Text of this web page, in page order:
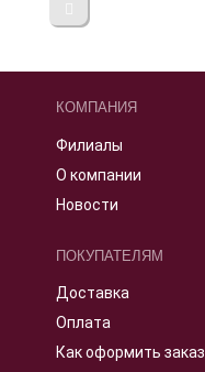
КОМПАНИЯ
Филиалы
О компании
Новости
ПОКУПАТЕЛЯМ
Доставка
Оплата
Как оформить заказ